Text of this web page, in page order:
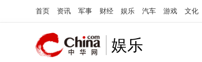
首页 资讯 军事 财经 娱乐 汽车 游戏 文化
娱乐